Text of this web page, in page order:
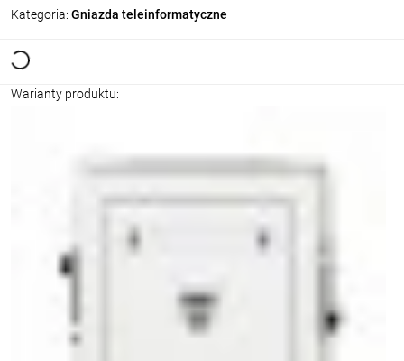
Kategoria: Gniazda teleinformatyczne
Warianty produktu: